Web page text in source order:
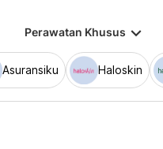
Perawatan Khusus keyboard_arrow_down
Asuransiku Haloskin